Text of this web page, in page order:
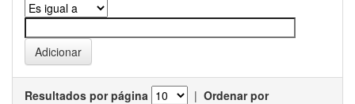
Resultados por página | Ordenar por